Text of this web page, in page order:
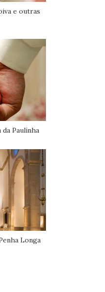
e outras
Paulinha
Longa